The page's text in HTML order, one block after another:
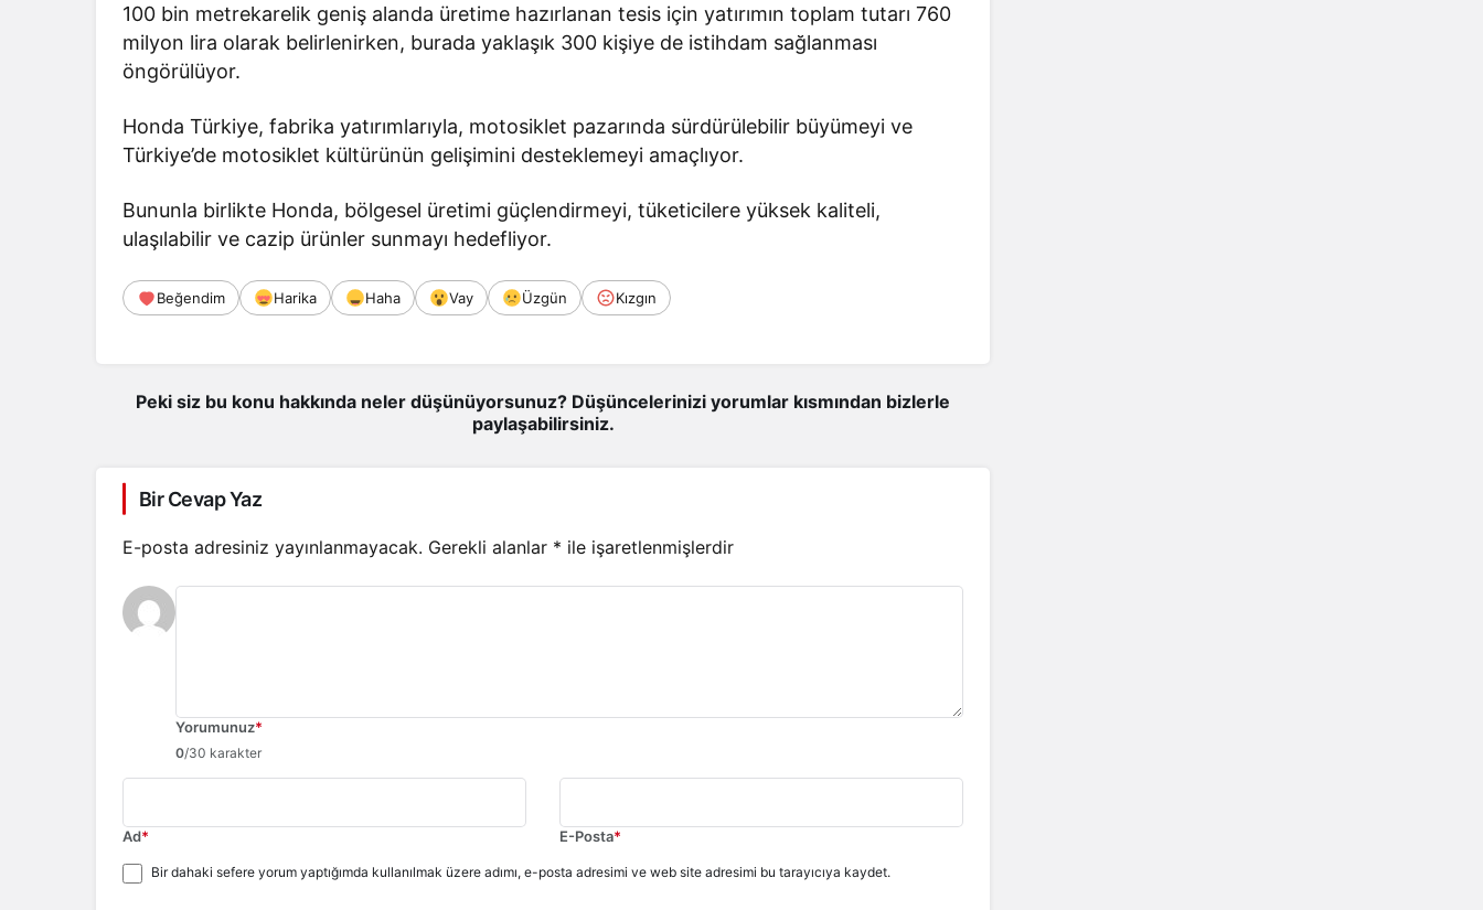
100 bin metrekarelik geniş alanda üretime hazırlanan tesis için yatırımın toplam tutarı 760
milyon lira olarak belirlenirken, burada yaklaşık 300 kişiye de istihdam sağlanması
öngörülüyor.
Honda Türkiye, fabrika yatırımlarıyla, motosiklet pazarında sürdürülebilir büyümeyi ve
Türkiye’de motosiklet kültürünün gelişimini desteklemeyi amaçlıyor.
Bununla birlikte Honda, bölgesel üretimi güçlendirmeyi, tüketicilere yüksek kaliteli,
ulaşılabilir ve cazip ürünler sunmayı hedefliyor.
Beğendim Harika Haha Vay Üzgün Kızgın
Peki siz bu konu hakkında neler düşünüyorsunuz? Düşüncelerinizi yorumlar kısmından bizlerle
paylaşabilirsiniz.
Bir Cevap Yaz
E-posta adresiniz yayınlanmayacak. Gerekli alanlar * ile işaretlenmişlerdir
Yorumunuz*
0/30 karakter
Ad* E-Posta*
Bir dahaki sefere yorum yaptığımda kullanılmak üzere adımı, e-posta adresimi ve web site adresimi bu tarayıcıya kaydet.